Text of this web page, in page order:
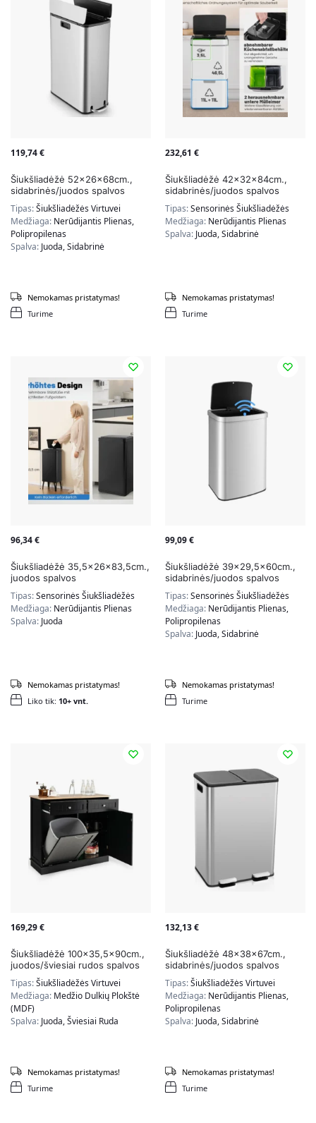
119,74€
Šiukšliadėžė 52x26x68cm.,
sidabrinės/juodos spalvos
Tipas:Šiukšliadėžės Virtuvei
Medžiaga: Nerūdijantis Plienas,
Polipropilenas
Spalva: Juoda, Sidabrinė
Turime
Nemokamas pristatymas!
232,61 €
Šiukšliadėžė 42x32x84cm.,
sidabrinės/juodos spalvos
Tipas:Sensorinės Šiukšliadėžės
Medžiaga: Nerūdijantis Plienas
Spalva: Juoda, Sidabrinė
Turime
Nemokamas pristatymas!
96,34€
Šiukšliadėžė 35,5x26x83,5cm.,
juodos spalvos
Tipas:Sensorinės Šiukšliadėžės
Medžiaga: Nerūdijantis Plienas
Spalva: Juoda
Liko tik: 10+ vnt.
Nemokamas pristatymas!
99,09€
Šiukšliadėžė 39×29,5x60cm.,
sidabrinės/juodos spalvos
Tipas:Sensorinės Šiukšliadėžės
Medžiaga: Nerūdijantis Plienas,
Polipropilenas
Spalva: Juoda, Sidabrinė
Turime
Nemokamas pristatymas!
169,29€
Šiukšliadėžė 100×35,5x90cm.,
juodos/šviesiai rudos spalvos
Tipas:Šiukšliadėžės Virtuvei
Medžiaga: Medžio Dulkių Plokštė
(MDF)
Spalva: Juoda, Šviesiai Ruda
Turime
Nemokamas pristatymas!
132,13€
Šiukšliadėžė 48x38x67cm.,
sidabrinės/juodos spalvos
Tipas:Šiukšliadėžės Virtuvei
Medžiaga: Nerūdijantis Plienas,
Polipropilenas
Spalva: Juoda, Sidabrinė
Turime
Nemokamas pristatymas!